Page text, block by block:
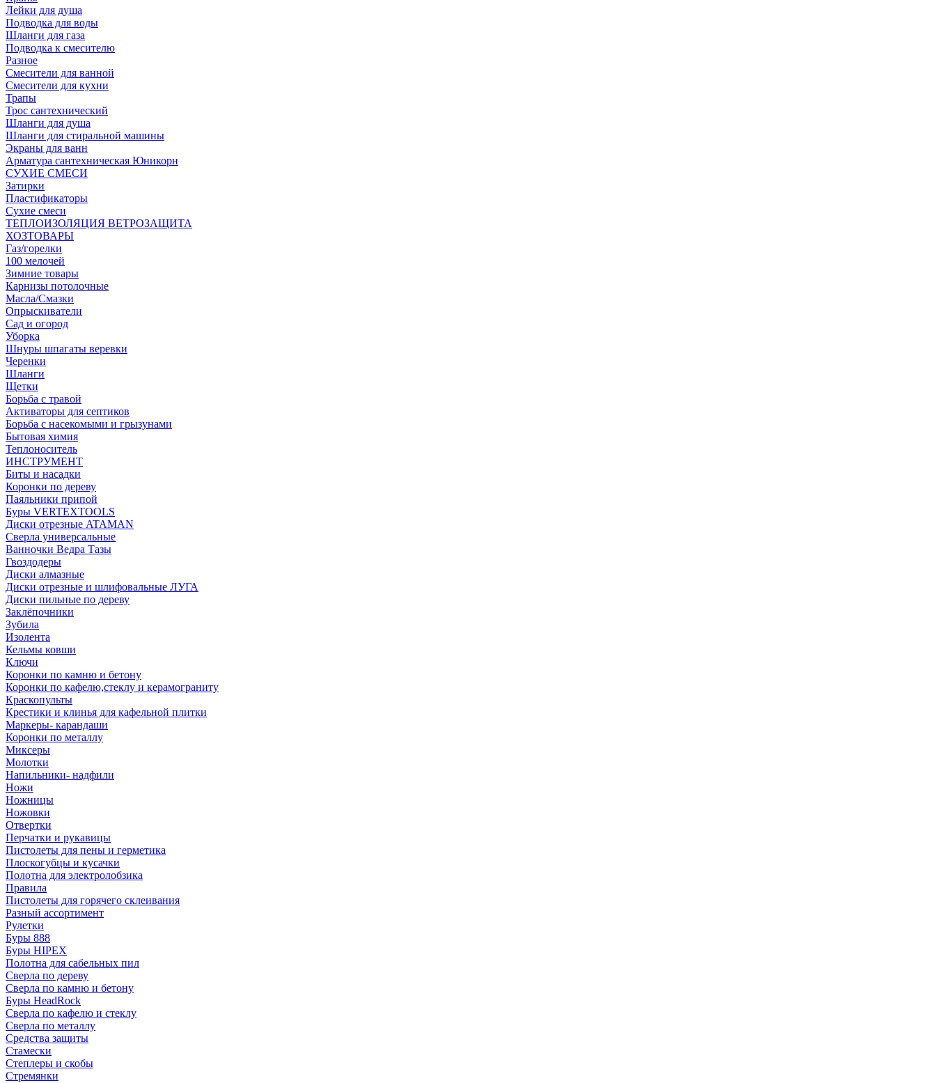
Лейки для душа
Подводка для воды
Шланги для газа
Подводка к смесителю
Разное
Смесители для ванной
Смесители для кухни
Трапы
Трос сантехнический
Шланги для душа
Шланги для стиральной машины
Экраны для ванн
Арматура сантехническая Юникорн
СУХИЕ СМЕСИ
Затирки
Пластификаторы
Сухие смеси
ТЕПЛОИЗОЛЯЦИЯ ВЕТРОЗАЩИТА
ХОЗТОВАРЫ
Газ/горелки
100 мелочей
Зимние товары
Карнизы потолочные
Масла/Смазки
Опрыскиватели
Сад и огород
Уборка
Шнуры шпагаты веревки
Черенки
Шланги
Щетки
Борьба с травой
Активаторы для септиков
Борьба с насекомыми и грызунами
Бытовая химия
Теплоноситель
ИНСТРУМЕНТ
Биты и насадки
Коронки по дереву
Паяльники припой
Буры VERTEXTOOLS
Диски отрезные ATAMAN
Сверла универсальные
Ванночки Ведра Тазы
Гвоздодеры
Диски алмазные
Диски отрезные и шлифовальные ЛУГА
Диски пильные по дереву
Заклёпочники
Зубила
Изолента
Кельмы ковши
Ключи
Коронки по камню и бетону
Коронки по кафелю,стеклу и керамограниту
Краскопульты
Крестики и клинья для кафельной плитки
Маркеры- карандаши
Коронки по металлу
Миксеры
Молотки
Напильники- надфили
Ножи
Ножницы
Ножовки
Отвертки
Перчатки и рукавицы
Пистолеты для пены и герметика
Плоскогубцы и кусачки
Полотна для электролобзика
Правила
Пистолеты для горячего склеивания
Разный ассортимент
Рулетки
Буры 888
Буры HIPEX
Полотна для сабельных пил
Сверла по дереву
Сверла по камню и бетону
Буры HeadRock
Сверла по кафелю и стеклу
Сверла по металлу
Средства защиты
Стамески
Степлеры и скобы
Стремянки